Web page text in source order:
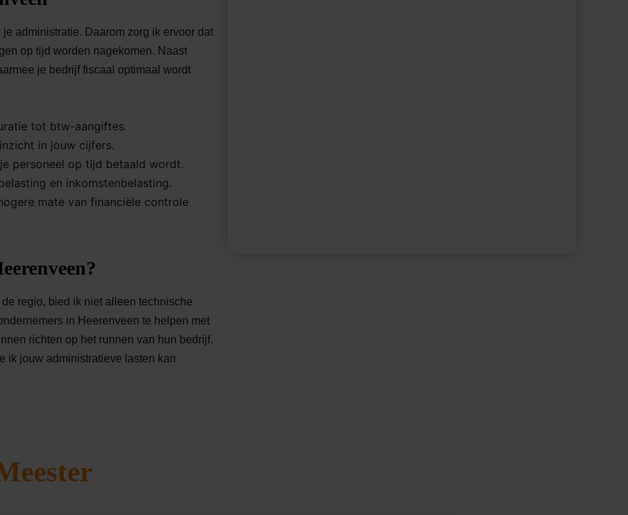
administratie. Daarom zorg ik ervoor dat
op tijd worden nagekomen. Naast
je bedrijf fiscaal optimaal wordt
tot btw-aangiftes.
in jouw cijfers.
personeel op tijd betaald wordt.
en inkomstenbelasting.
mate van financiële controle
regio, bied ik niet alleen technische
in Heerenveen te helpen met
richten op het runnen van hun bedrijf.
ik jouw administratieve lasten kan